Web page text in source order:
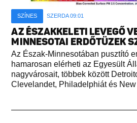
SZÍNES SZERDA 09:01
AZ ÉSZAKKELETI LEVEGŐ
MINNESOTAI ERDŐTÜZEK
Az Észak-Minnesotában pusztító
hamarosan elérheti az Egyesült
nagyvárosait, többek között
Clevelandet, Philadelphiát és New